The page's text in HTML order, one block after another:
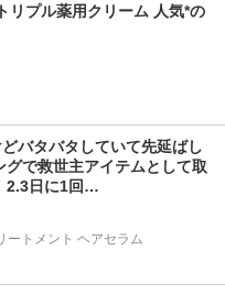
リプル薬用クリーム 人気*の
バタバタしていて先延ばし
で救世主アイテムとして取
2.3日に1回…
ートメント ヘアセラム